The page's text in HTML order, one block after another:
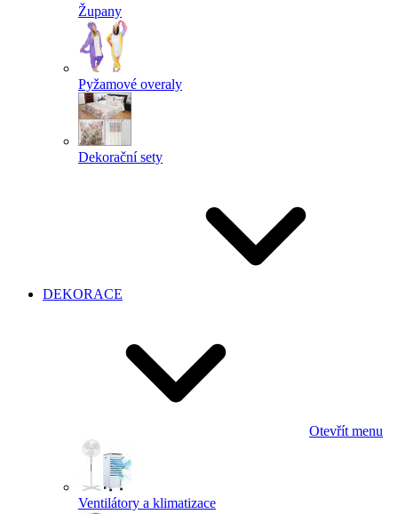
Župany
Pyžamové overaly
Dekorační sety
DEKORACE
Otevřít menu
Ventilátory a klimatizace